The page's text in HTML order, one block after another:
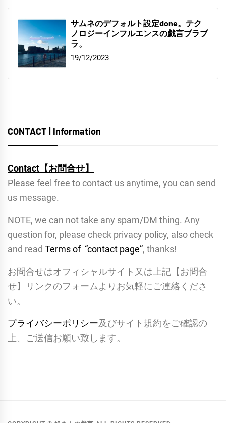
サムネのデフォルト設定done。テク
ノロジーインフルエンスの戯言ブラブ
ラ。
19/12/2023
CONTACT | Information
Contact【お問合せ】
Please feel free to contact us anytime, you can send
us message.
NOTE, we can not take any spam/DM thing. Any
question for, please check privacy policy, also check
and read Terms of “contact page”, thanks!
お問合せはオフィシャルサイト又は上記【お問合
せ】リンクのフォームよりお気軽にご連絡くださ
い。
プライバシーポリシー及びサイト規約をご確認の
上、ご送信お願い致します。